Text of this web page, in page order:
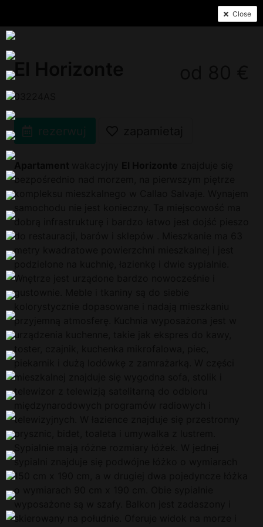
El Horizonte
03224AS
rezerwuj
bezpośrednio nad morzem, na pierwszym piętrze
kompleksu mieszkalnego w Callao Salvaje. Wynajem
dobrą infrastrukturę i bardzo łatwo jest dojść pieszo
do restauracji, barów i sklepów . Mieszkanie ma 63
metry kwadratowe powierzchni mieszkalnej i jest
Wnętrze jest urządone bardzo nowocześnie i
gustownie. Meble i tkaniny są do siebie
przyjemną atmosferę. Kuchnia wyposażona jest w
urządzenia kuchenne, takie jak ekspres do kawy,
piekarnik i dużą lodówkę z zamrażarką. W części
mieszkalnej znajduje się wygodna sofa, stolik i
telewizor z telewizją satelitarną do odbioru
telewizyjnych. W łazience znajduje się przestronny
prysznic, bidet, toaleta i umywalka z lustrem.
sypialni znajduje się podwójne łóżko o wymiarach
150 cm x 190 cm, a w drugiej dwa pojedyncze łóżka
o wymiarach 90 cm x 190 cm. Obie sypialnie
skierowany na południe. Oferuje widok na morze i
Close